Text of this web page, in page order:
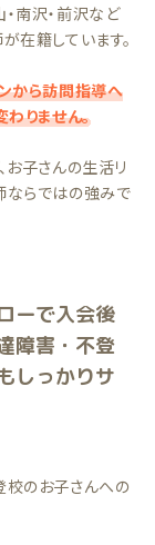
南沢・前沢など
在籍しています。
から訪問指導へ
りません。
お子さんの生活リ
ならではの強みで
ーで入会後
障害・不登
しっかりサ
のお子さんへの